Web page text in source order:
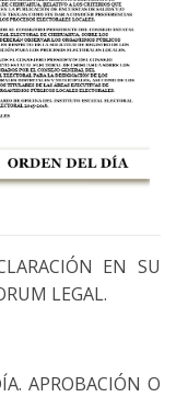
EN SU
LEGAL.
APROBACIÓN O